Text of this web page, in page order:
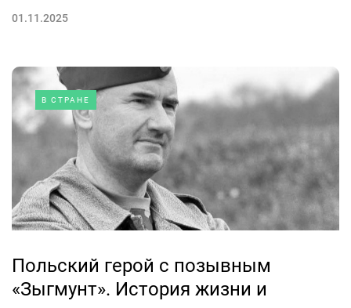
01.11.2025
В СТРАНЕ
Польский герой с позывным
«Зыгмунт». История жизни и